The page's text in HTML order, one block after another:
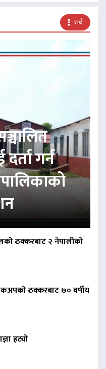
सबै
गर्न
ठक्करबाट २ नेपालीको
ठक्करबाट ७० वर्षीय
हट्यो